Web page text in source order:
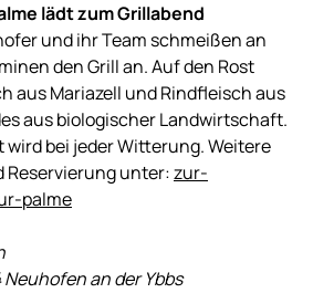
lädt zum Grillabend
und ihr Team schmeißen an
den Grill an. Auf den Rost
aus Mariazell und Rindfleisch aus
aus biologischer Landwirtschaft.
wird bei jeder Witterung. Weitere
unter:zur-
palme
an der Ybbs